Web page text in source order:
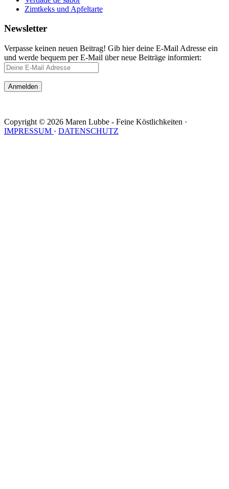
Zimtkeks und Apfeltarte
Newsletter
Verpasse keinen neuen Beitrag! Gib hier deine E-Mail Adresse ein
und werde bequem per E-Mail über neue Beiträge informiert:
Copyright © 2026 Maren Lubbe - Feine Köstlichkeiten ·
IMPRESSUM · DATENSCHUTZ